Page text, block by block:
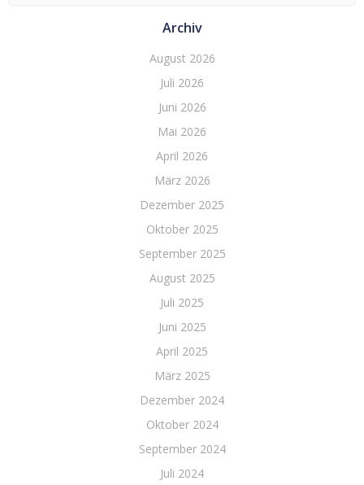
Archiv
August 2026
Juli 2026
Juni 2026
Mai 2026
April 2026
März 2026
Dezember 2025
Oktober 2025
September 2025
August 2025
Juli 2025
Juni 2025
April 2025
März 2025
Dezember 2024
Oktober 2024
September 2024
Juli 2024